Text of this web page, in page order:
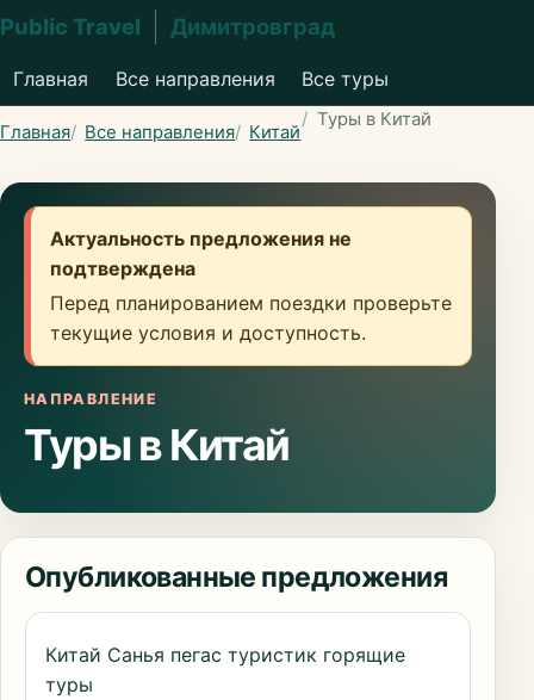
Public Travel Димитровград
Главная Все направления Все туры
Главная Все направления Китай
Туры в Китай
Актуальность предложения не
подтверждена
Перед планированием поездки проверьте
текущие условия и доступность.
НАПРАВЛЕНИЕ
Туры в Китай
Опубликованные предложения
Китай Санья пегас туристик горящие
туры